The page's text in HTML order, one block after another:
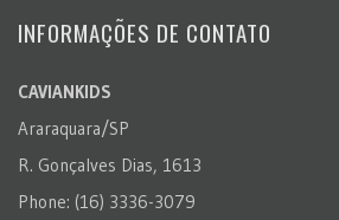
INFORMAÇÕES DE CONTATO
CAVIANKIDS
Araraquara/SP
R. Gonçalves Dias, 1613
Phone: (16) 3336-3079